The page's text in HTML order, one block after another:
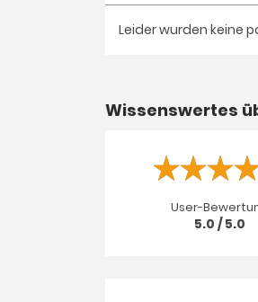
Leider wurden keine
Wissenswertes
User-
5.0 / 5.0